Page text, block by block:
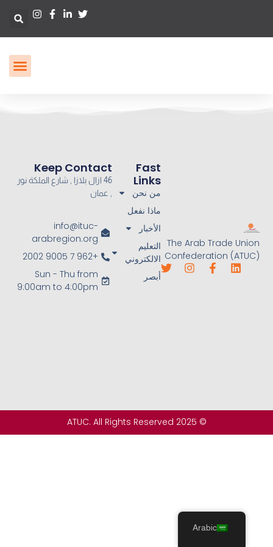
The Arab Trade Union
Confederation (ATUC)
Fast
Links
من نحن
ماذا نفعل
الأخبار
التعليم
الالكتروني
أبصر
Keep Contact
46 ازال بلازا , شارع الملكة نور
, عمان
info@ituc-
arabregion.org
+962 7 9005 2002
Sun - Thu from
9:00am to 4:00pm
© 2025 ATUC. All Rights Reserved
Arabic